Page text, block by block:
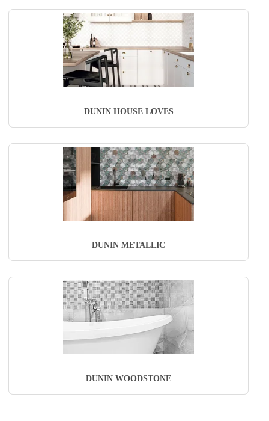
DUNIN HOUSE LOVES
DUNIN METALLIC
DUNIN WOODSTONE